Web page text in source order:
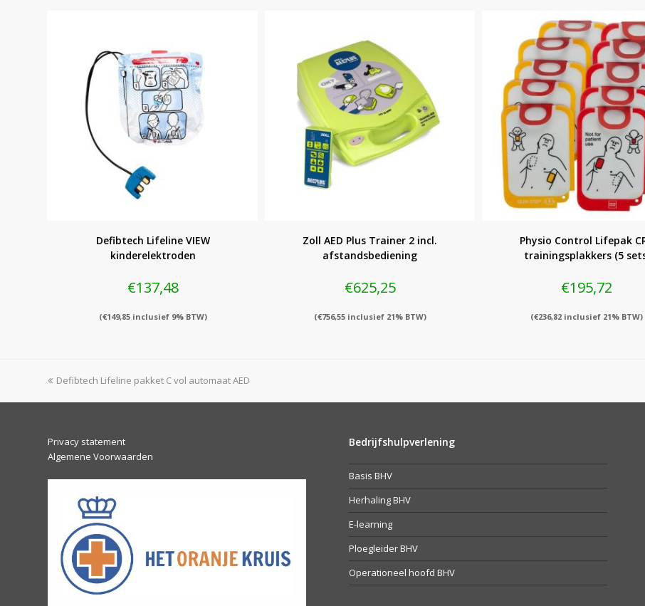
Defibtech Lifeline VIEW
kinderelektroden
€137,48
(€149,85inclusief 9% BTW)
Zoll AED Plus Trainer 2 incl.
afstandsbediening
€625,25
(€756,55inclusief 21% BTW)
Physio Control Lifepak
trainingsplakkers (5
€195,72
(€236,82 inclusief 21% BTW)
previous
Defibtech Lifeline pakket C vol automaat AED
Privacy statement
Algemene Voorwaarden
Bedrijfshulpverlening
Basis BHV
Herhaling BHV
E-learning
Ploegleider BHV
Operationeel hoofd BHV